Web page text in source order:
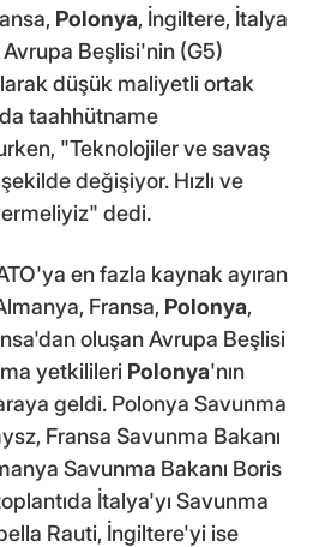
Polonya, İngiltere, İtalya
Beşlisi'nin (G5)
düşük maliyetli ortak
taahhütname
"Teknolojiler ve savaş
değişiyor. Hızlı ve
dedi.
en fazla kaynak ayıran
Fransa, Polonya,
oluşan Avrupa Beşlisi
yetkilileri Polonya'nın
geldi. Polonya Savunma
Fransa Savunma Bakanı
Savunma Bakanı Boris
İtalya'yı Savunma
Rauti, İngiltere'yi ise